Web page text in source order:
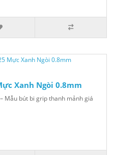
Xanh Ngòi 0.8mm
Mẫu bút bi grip thanh mảnh giá